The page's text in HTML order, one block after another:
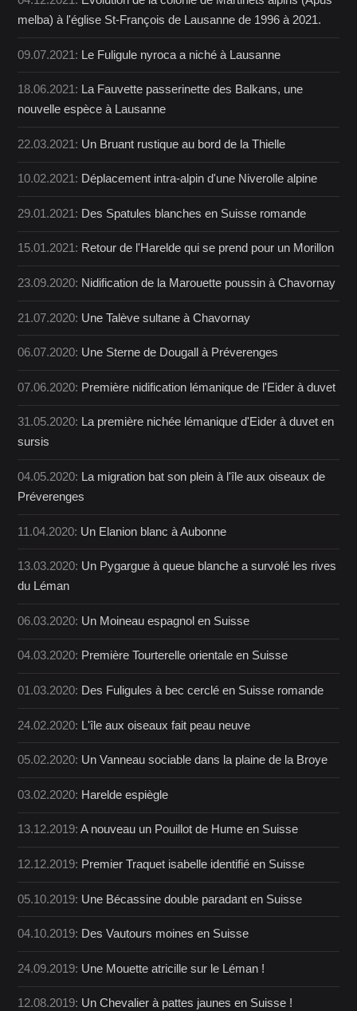
melba) à l'église St-François de Lausanne de 1996 à 2021.
09.07.2021: Le Fuligule nyroca a niché à Lausanne
18.06.2021: La Fauvette passerinette des Balkans, une
nouvelle espèce à Lausanne
22.03.2021: Un Bruant rustique au bord de la Thielle
10.02.2021: Déplacement intra-alpin d'une Niverolle alpine
29.01.2021: Des Spatules blanches en Suisse romande
15.01.2021: Retour de l'Harelde qui se prend pour un Morillon
23.09.2020: Nidification de la Marouette poussin à Chavornay
21.07.2020: Une Talève sultane à Chavornay
06.07.2020: Une Sterne de Dougall à Préverenges
07.06.2020: Première nidification lémanique de l'Eider à duvet
31.05.2020: La première nichée lémanique d'Eider à duvet en
sursis
04.05.2020: La migration bat son plein à l'île aux oiseaux de
Préverenges
11.04.2020: Un Elanion blanc à Aubonne
13.03.2020: Un Pygargue à queue blanche a survolé les rives
du Léman
06.03.2020: Un Moineau espagnol en Suisse
04.03.2020: Première Tourterelle orientale en Suisse
01.03.2020: Des Fuligules à bec cerclé en Suisse romande
24.02.2020: L'île aux oiseaux fait peau neuve
05.02.2020: Un Vanneau sociable dans la plaine de la Broye
03.02.2020: Harelde espiègle
13.12.2019:A nouveau un Pouillot de Hume en Suisse
12.12.2019: Premier Traquet isabelle identifié en Suisse
05.10.2019: Une Bécassine double paradant en Suisse
04.10.2019: Des Vautours moines en Suisse
24.09.2019: Une Mouette atricille sur le Léman !
12.08.2019: Un Chevalier à pattes jaunes en Suisse !